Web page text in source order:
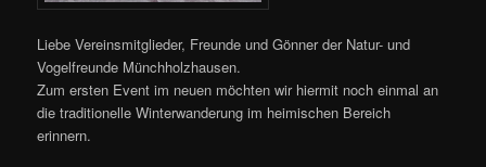
Liebe Vereinsmitglieder, Freunde und Gönner der Natur- und
Vogelfreunde Münchholzhausen.
Zum ersten Event im neuen möchten wir hiermit noch einmal an
die traditionelle Winterwanderung im heimischen Bereich
erinnern.